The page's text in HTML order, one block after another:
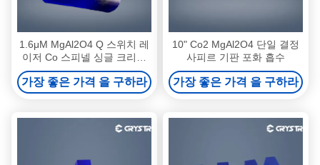
1.6μM MgAl2O4 Q 스위치 레
이저 Co 스피넬 싱글 크리스
탈 기판
가장 좋은 가격 을 구하라
10" Co2 MgAl2O4 단일 결정
사피르 기판 포화 흡수
가장 좋은 가격 을 구하라